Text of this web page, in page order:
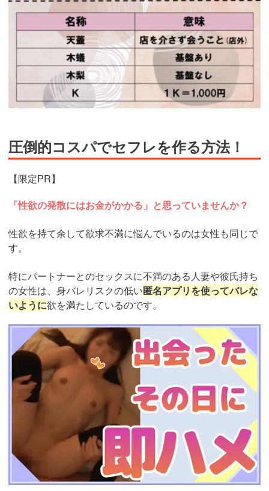
圧倒的コスパでセフレを作る方法！
【限定PR】
「性欲の発散にはお金がかかる」と思っていませんか？
性欲を持て余して欲求不満に悩んでいるのは女性も同じで
す。
特にパートナーとのセックスに不満のある人妻や彼氏持ち
の女性は、身バレリスクの低い匿名アプリを使ってバレな
いように欲を満たしているのです。
https://ac.m-
ads.jp/t6d63J515a0bact6/cl/?
bId=93863658&msid=13922